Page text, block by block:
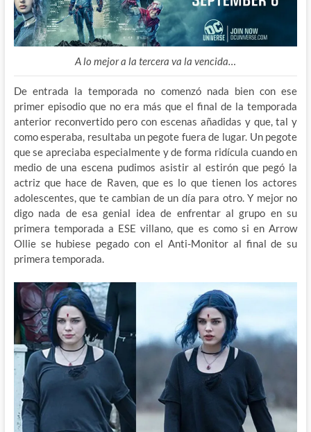
A lo mejor a la tercera va la vencida…
De entrada la temporada no comenzó nada bien con ese
primer episodio que no era más que el final de la temporada
anterior reconvertido pero con escenas añadidas y que, tal y
como esperaba, resultaba un pegote fuera de lugar. Un pegote
que se apreciaba especialmente y de forma ridícula cuando en
medio de una escena pudimos asistir al estirón que pegó la
actriz que hace de Raven, que es lo que tienen los actores
adolescentes, que te cambian de un día para otro. Y mejor no
digo nada de esa genial idea de enfrentar al grupo en su
primera temporada a ESE villano, que es como si en Arrow
Ollie se hubiese pegado con el Anti-Monitor al final de su
primera temporada.